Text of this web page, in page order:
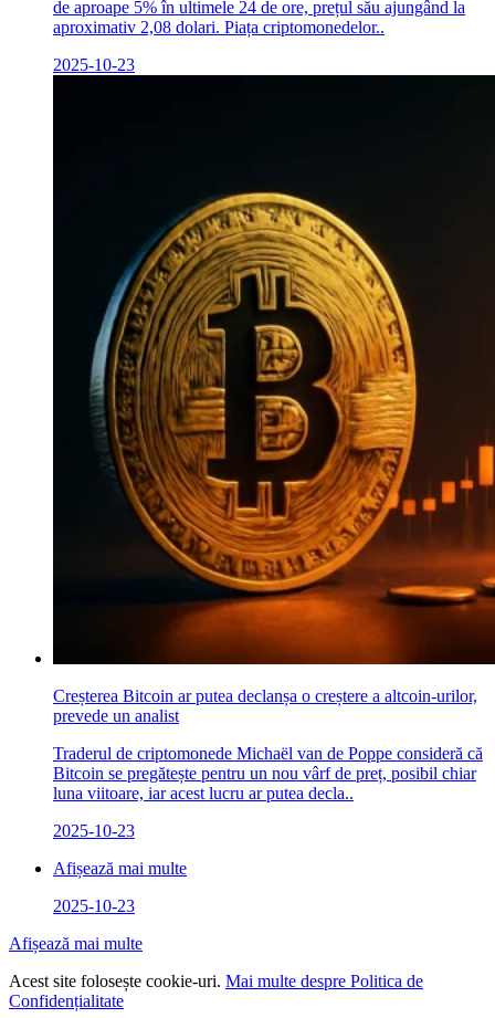
de aproape 5% în ultimele 24 de ore, prețul său ajungând la
aproximativ 2,08 dolari. Piața criptomonedelor..
2025-10-23
Creșterea Bitcoin ar putea declanșa o creștere a altcoin-urilor,
prevede un analist
Traderul de criptomonede Michaël van de Poppe consideră că
Bitcoin se pregătește pentru un nou vârf de preț, posibil chiar
luna viitoare, iar acest lucru ar putea decla..
2025-10-23
Afișează mai multe
2025-10-23
Afișează mai multe
Acest site folosește cookie-uri. Mai multe despre Politica de
Confidențialitate